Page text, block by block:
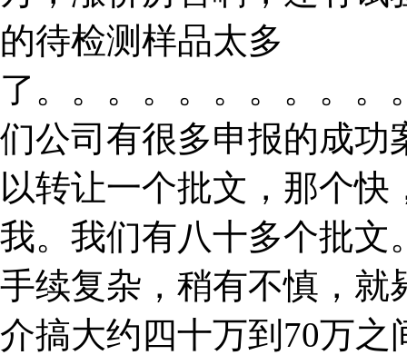
的待检测样品太多
了。。。。。。。。。
们公司有很多申报的成功
以转让一个批文，那个
我。我们有八十多个批文
手续复杂，稍有不慎，就
介搞大约四十万到70万